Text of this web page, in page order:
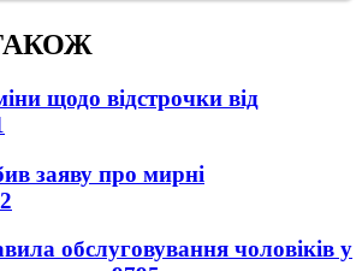
щодо відстрочки від
заяву про мирні
обслуговування чоловіків у